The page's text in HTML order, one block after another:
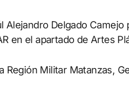
Delgado Camejo
en el apartado de Artes
Militar Matanzas,